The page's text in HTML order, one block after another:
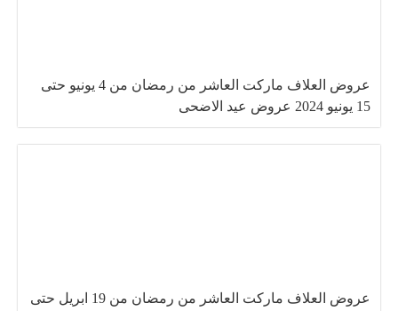
عروض العلاف ماركت العاشر من رمضان من 4 يونيو حتى
15 يونيو 2024 عروض عيد الاضحى
عروض العلاف ماركت العاشر من رمضان من 19 ابريل حتى